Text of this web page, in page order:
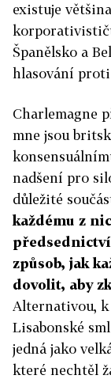
existuje
Španělsko a
hlasování
Charlemagne
mne jsou
nadšení pro
důležité
každému z
způsob, jak
dovolit, aby
Alternativou, k
Lisabonské
jedná jako
které nechtěl